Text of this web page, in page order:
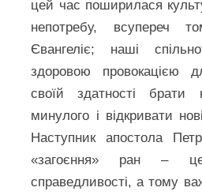
цей час поширилася
непотребу, всупереч
Євангеліє; наші
здоровою провокацією
своїй здатності
минулого і відкривати
Наступник апостола
«загоєння» ран –
справедливості, а тому